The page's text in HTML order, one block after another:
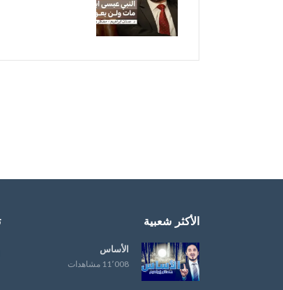
الأكثر شعبية
الأساس
11٬008 مشاهدات